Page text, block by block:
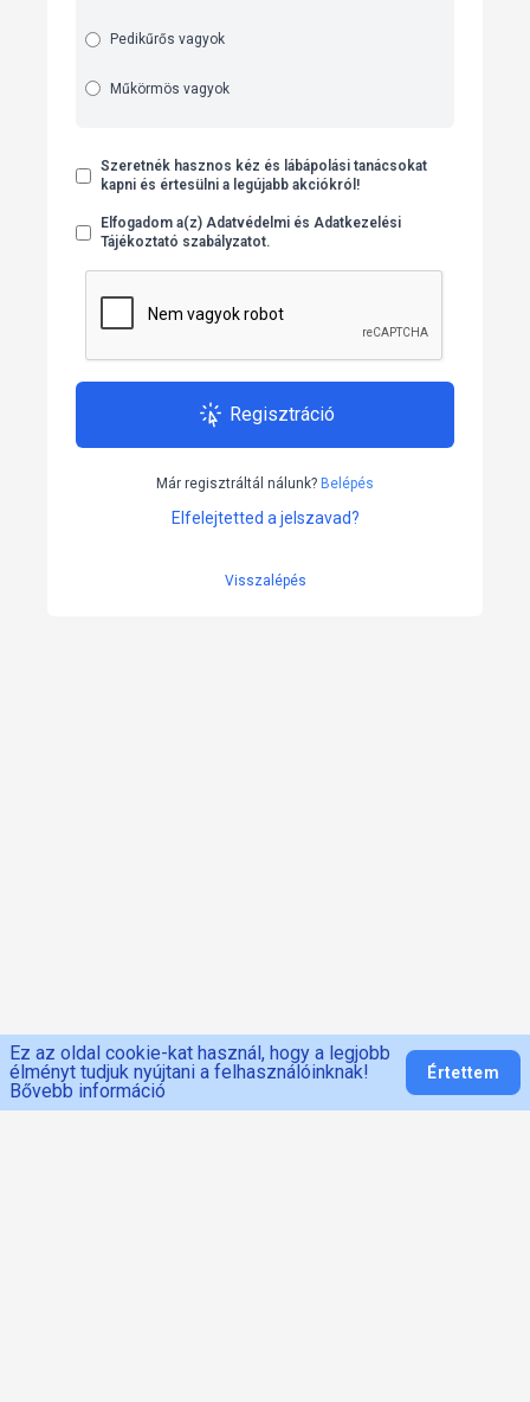
Pedikűrős vagyok
Műkörmös vagyok
Szeretnék hasznos kéz és lábápolási tanácsokat
kapni és értesülni a legújabb akciókról!
Elfogadom a(z) Adatvédelmi és Adatkezelési
Tájékoztató szabályzatot.
Regisztráció
Már regisztráltál nálunk? Belépés
Elfelejtetted a jelszavad?
Visszalépés
Ez az oldal cookie-kat használ, hogy a legjobb
élményt tudjuk nyújtani a felhasználóinknak!
Bővebb információ
Értettem